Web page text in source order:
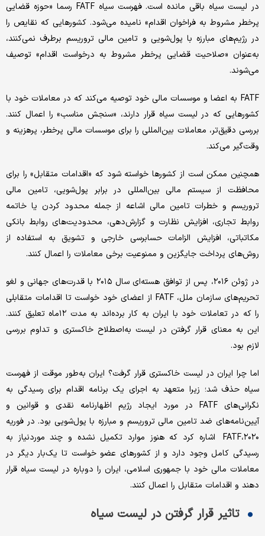
در لیست سیاه باقی مانده است. فهرست سیاه FATF رسما «حوزه قضایی
پرخطر مشروط به فراخوان اقدام» نامیده می‌شود. کشورهایی که نقایص را
در رژیم‌‌‌های مبارزه با پول‌شویی و تامین مالی تروریسم برطرف نمی‌‌‌کنند،
به‌عنوان «صلاحیت قضایی پرخطر مشروط به درخواست اقدام» توصیف
می‌‌‌شوند.
FATF به اعضا و موسسات مالی خود توصیه می‌کند که در معاملات خود با
کشورهایی که در لیست سیاه قرار دارند، «سنجش مناسب» را اعمال کنند.
بررسی دقیق‌تر، معاملات بین‌المللی را برای موسسات مالی پرخطر، پرهزینه و
وقت‌گیر می‌کند.
همچنین ممکن است از کشورها خواسته شود که «اقدامات متقابل» را برای
محافظت از سیستم مالی بین‌المللی در برابر پول‌شویی، تامین مالی
تروریسم و خطرات تامین مالی اشاعه از جمله محدود کردن یا خاتمه
روابط تجاری، افزایش نظارت و گزارش‌‌‌دهی، محدودیت‌های روابط بانکی
مکاتباتی، افزایش الزامات حسابرسی خارجی و تشویق به استفاده از
روش‌های پرداخت جایگزین و ممنوعیت برخی معاملات را اعمال کنند.
در ژوئن ۲۰۱۶، پس از توافق هسته‌‌‌ای سال ۲۰۱۵ با قدرت‌‌‌های جهانی و لغو
تحریم‌‌‌های سازمان ملل، FATF از اعضای خود خواست تا اقدامات متقابلی
را که در تعاملات خود با ایران به کار برده‌‌‌اند به مدت ۱۲ماه تعلیق کنند.
این به معنای قرار گرفتن در لیست به‌اصطلاح خاکستری و تداوم بررسی
لازم بود.
اما چرا ایران در لیست خاکستری قرار گرفت؟ ایران به‌‌‌طور موقت از فهرست
سیاه حذف شد؛ زیرا متعهد به اجرای یک برنامه اقدام برای رسیدگی به
نگرانی‌های FATF در مورد ایجاد رژیم اظهارنامه نقدی و قوانین و
آیین‌‌‌نامه‌‌‌های ضد تامین مالی تروریسم و مبارزه با پول‌شویی بود. در فوریه
۲۰۲۰،FATF اشاره کرد که هنوز موارد تکمیل نشده و چند موردنیاز به
رسیدگی کامل وجود دارد و از کشورهای عضو خواست تا یک‌بار دیگر در
معاملات مالی خود با جمهوری اسلامی، ایران را دوباره در لیست سیاه قرار
دهند و اقدامات متقابل را اعمال کنند.
تاثیر قرار گرفتن در لیست سیاه